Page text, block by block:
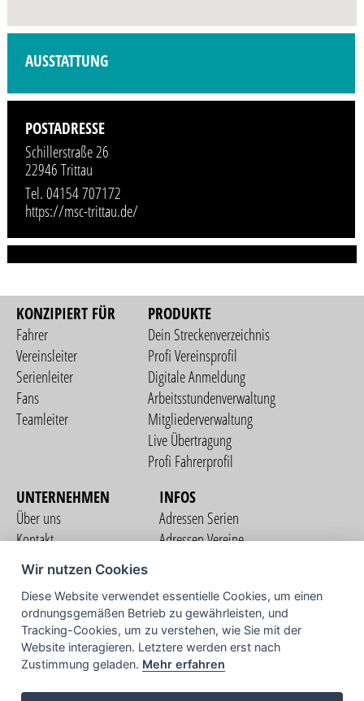
Profilbild wird demnächst vom Veranstalter hinzugefügt.
AUSSTATTUNG
POSTADRESSE
Schillerstraße 26
22946 Trittau
Tel. 04154 707172
https://msc-trittau.de/
KONZIPIERT FÜR
Fahrer
Vereinsleiter
Serienleiter
Fans
Teamleiter
PRODUKTE
Dein Streckenverzeichnis
Profi Vereinsprofil
Digitale Anmeldung
Arbeitsstundenverwaltung
Mitgliederverwaltung
Live Übertragung
Profi Fahrerprofil
UNTERNEHMEN
Über uns
Kontakt
Nutzungsbedingungen
Datenschutzerklärung
Impressum
INFOS
Adressen Serien
Adressen Vereine
COMMUNITY
TV
Wir nutzen Cookies
Diese Website verwendet essentielle Cookies, um einen
ordnungsgemäßen Betrieb zu gewährleisten, und
Tracking-Cookies, um zu verstehen, wie Sie mit der
Website interagieren. Letztere werden erst nach
Zustimmung geladen. Mehr erfahren